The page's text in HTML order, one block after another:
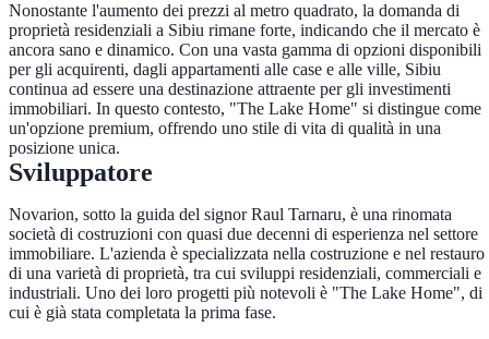
Nonostante l'aumento dei prezzi al metro quadrato, la domanda di
proprietà residenziali a Sibiu rimane forte, indicando che il mercato è
ancora sano e dinamico. Con una vasta gamma di opzioni disponibili
per gli acquirenti, dagli appartamenti alle case e alle ville, Sibiu
continua ad essere una destinazione attraente per gli investimenti
immobiliari. In questo contesto, "The Lake Home" si distingue come
un'opzione premium, offrendo uno stile di vita di qualità in una
posizione unica.
Sviluppatore
Novarion, sotto la guida del signor Raul Tarnaru, è una rinomata
società di costruzioni con quasi due decenni di esperienza nel settore
immobiliare. L'azienda è specializzata nella costruzione e nel restauro
di una varietà di proprietà, tra cui sviluppi residenziali, commerciali e
industriali. Uno dei loro progetti più notevoli è "The Lake Home", di
cui è già stata completata la prima fase.